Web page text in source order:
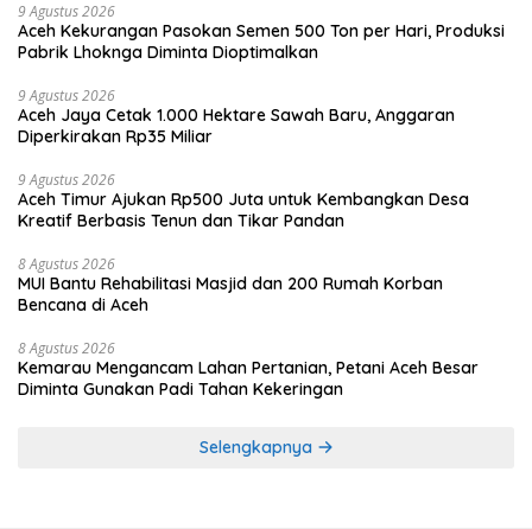
9 Agustus 2026
Aceh Kekurangan Pasokan Semen 500 Ton per Hari, Produksi
Pabrik Lhoknga Diminta Dioptimalkan
9 Agustus 2026
Aceh Jaya Cetak 1.000 Hektare Sawah Baru, Anggaran
Diperkirakan Rp35 Miliar
9 Agustus 2026
Aceh Timur Ajukan Rp500 Juta untuk Kembangkan Desa
Kreatif Berbasis Tenun dan Tikar Pandan
8 Agustus 2026
MUI Bantu Rehabilitasi Masjid dan 200 Rumah Korban
Bencana di Aceh
8 Agustus 2026
Kemarau Mengancam Lahan Pertanian, Petani Aceh Besar
Diminta Gunakan Padi Tahan Kekeringan
Selengkapnya